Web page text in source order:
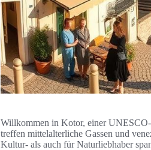
Willkommen in Kotor, einer
treffen mittelalterliche Gassen und
Kultur- als auch für Naturliebhaber